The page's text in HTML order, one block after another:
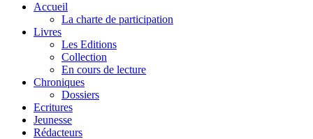
Accueil
La charte de participation
Livres
Les Editions
Collection
En cours de lecture
Chroniques
Dossiers
Ecritures
Jeunesse
Rédacteurs